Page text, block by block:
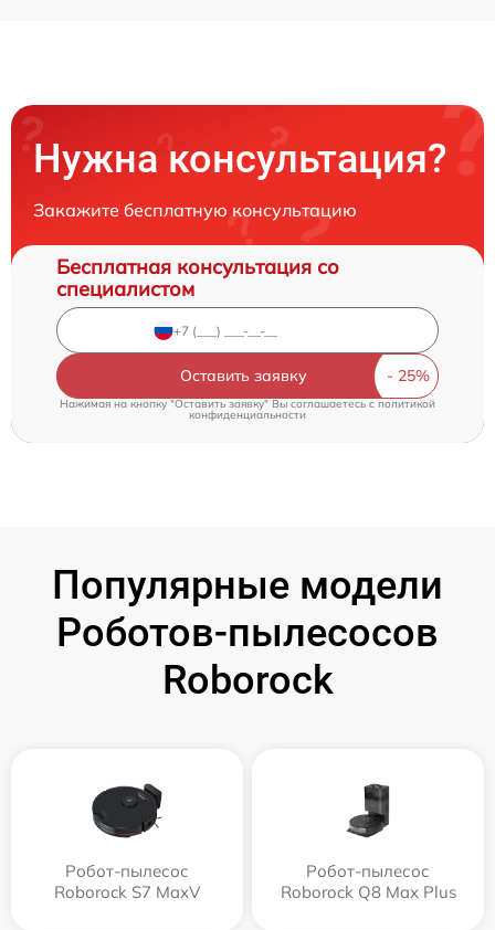
Нужна консультация?
Закажите бесплатную консультацию
Бесплатная консультация со
специалистом
Оставить заявку
Нажимая на кнопку "Оставить заявку" Вы соглашаетесь c политикой
конфиденциальности
Популярные модели
Роботов-пылесосов
Roborock
Робот-пылесос
Roborock S7 MaxV
Робот-пылесос
Roborock Q8 Max Plus